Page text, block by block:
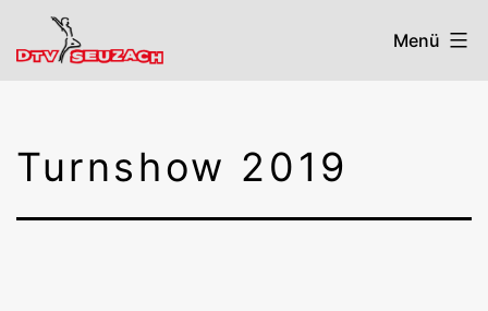
Inhalt
Menü
Turnshow 2019